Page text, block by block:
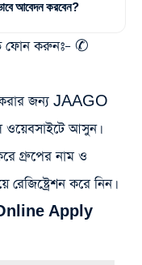
আবেদন করবেন?
ফোন করুনঃ– ✆
জন্য JAAGO
আসুন।
গ্রুপের নাম ও
রেজিষ্ট্রেশন করে নিন।
Apply